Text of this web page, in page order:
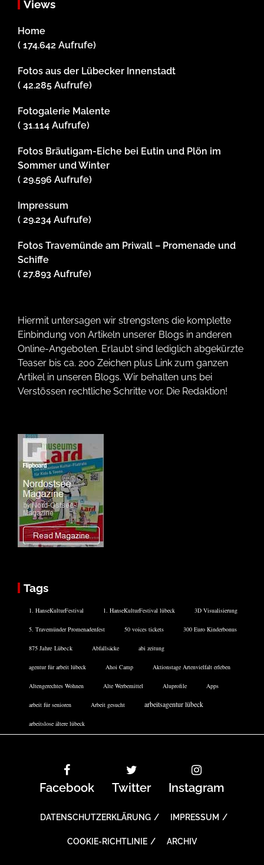
Views
Home
( 174.642 Aufrufe)
Fotos aus der Lübecker Innenstadt
( 42.285 Aufrufe)
Fotogalerie Malente
( 31.114 Aufrufe)
Fotos Bräutigam-Eiche bei Eutin und Plön im
Sommer und Winter
( 29.596 Aufrufe)
Impressum
( 29.234 Aufrufe)
Fotos Travemünde am Priwall – Promenade und
Schiffe
( 27.893 Aufrufe)
Hiermit untersagen wir strengstens die komplette
Einbindung von Artikeln unserer Blogs in anderen
Online-Angeboten. Erlaubt sind lediglich abgekürzte
Teaser bis ca. 200 Zeichen plus Link zum ganzen
Artikel in unseren Blogs. Wir behalten uns bei
Verstössen rechtliche Schritte vor. Die Redaktion!
Tags
1. HanseKulturFestival 1. HanseKulturFestival lübeck 3D Visualisierung
5. Travemünder Promenadenfest 50 voices tickets 300 Euro Kinderbonus
875 Jahre Lübeck Abfallsäcke abi zeitung
agentur für arbeit lübeck Ahoi Camp Aktionstage Artenvielfalt erleben
Altengerechtes Wohnen Alte Werbemittel Aluprofile Apps
arbeit für senioren Arbeit gesucht arbeitsagentur lübeck
arbeitslose ältere lübeck
Facebook Twitter Instagram
DATENSCHUTZERKLÄRUNG IMPRESSUM
COOKIE-RICHTLINIE ARCHIV